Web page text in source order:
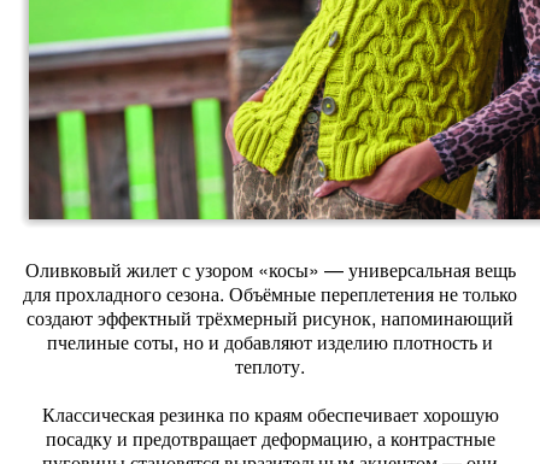
Оливковый жилет с узором «косы» — универсальная вещь
для прохладного сезона. Объёмные переплетения не только
создают эффектный трёхмерный рисунок, напоминающий
пчелиные соты, но и добавляют изделию плотность и
теплоту.
Классическая резинка по краям обеспечивает хорошую
посадку и предотвращает деформацию, а контрастные